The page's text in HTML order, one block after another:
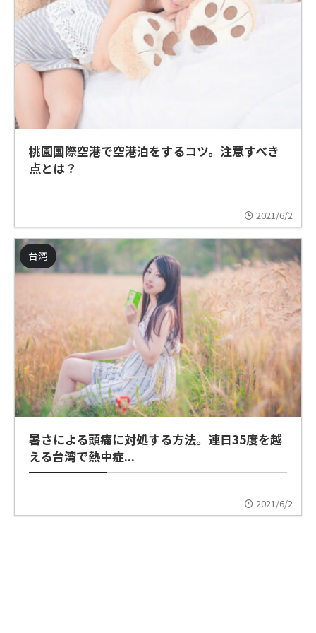
桃園国際空港で空港泊をするコツ。注意すべき
点とは？
2021/6/2
台湾
暑さによる頭痛に対処する方法。連日35度を越
える台湾で熱中症...
2021/6/2